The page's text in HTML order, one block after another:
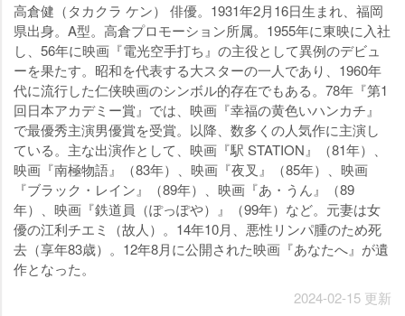
高倉健（タカクラ ケン） 俳優。1931年2月16日生まれ、福岡
県出身。A型。高倉プロモーション所属。1955年に東映に入社
し、56年に映画『電光空手打ち』の主役として異例のデビュ
ーを果たす。昭和を代表する大スターの一人であり、1960年
代に流行した仁侠映画のシンボル的存在でもある。78年『第1
回日本アカデミー賞』では、映画『幸福の黄色いハンカチ』
で最優秀主演男優賞を受賞。以降、数多くの人気作に主演し
ている。主な出演作として、映画『駅 STATION』（81年）、
映画『南極物語』（83年）、映画『夜叉』（85年）、映画
『ブラック・レイン』（89年）、映画『あ・うん』（89
年）、映画『鉄道員（ぽっぽや）』（99年）など。元妻は女
優の江利チエミ（故人）。14年10月、悪性リンパ腫のため死
去（享年83歳）。12年8月に公開された映画『あなたへ』が
作となった。
2024-02-15 更新